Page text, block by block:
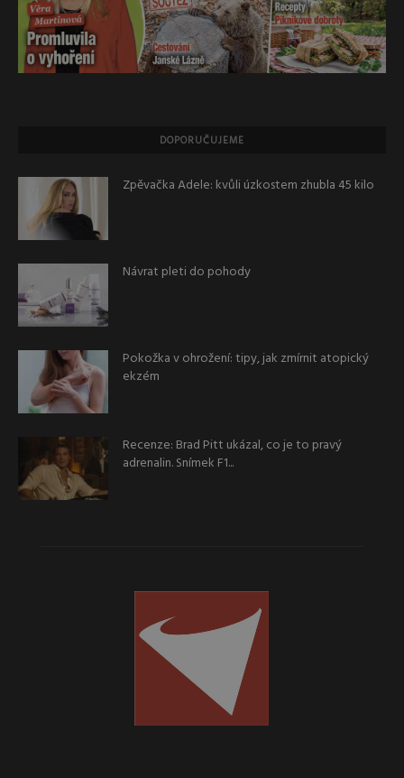
DOPORUČUJEME
Zpěvačka Adele: kvůli úzkostem zhubla 45 kilo
Návrat pleti do pohody
Pokožka v ohrožení: tipy, jak zmírnit atopický
ekzém
Recenze: Brad Pitt ukázal, co je to pravý
adrenalin. Snímek F1...